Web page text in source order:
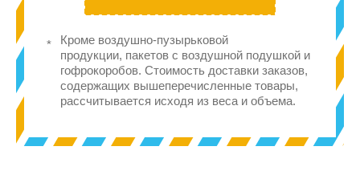
Кроме воздушно-пузырьковой
продукции, пакетов с воздушной подушкой и
гофрокоробов. Стоимость доставки заказов,
содержащих вышеперечисленные товары,
рассчитывается исходя из веса и объема.